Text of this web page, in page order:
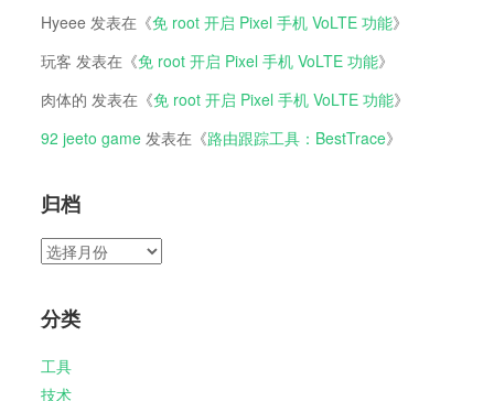
Hyeee 发表在《免 root 开启 Pixel 手机 VoLTE 功能》
玩客 发表在《免 root 开启 Pixel 手机 VoLTE 功能》
肉体的 发表在《免 root 开启 Pixel 手机 VoLTE 功能》
92 jeeto game发表在《路由跟踪工具：BestTrace》
归档
归
分类
工具
技术